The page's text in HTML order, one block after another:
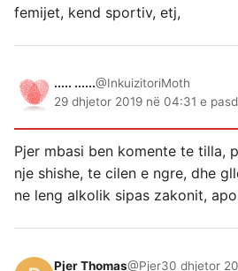
femijet, kend sportiv, etj,
..... ......@InkuizitoriMoth
29 dhjetor 2019 në 04:31 e
Pjer mbasi ben komente te tilla,
nje shishe, te cilen e ngre, dhe
ne leng alkolik sipas zakonit,
Pjer Thomas@Pjer30 dhjetor